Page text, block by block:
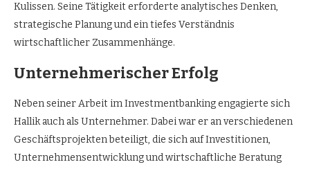
Kulissen. Seine Tätigkeit erforderte analytisches Denken,
strategische Planung und ein tiefes Verständnis
wirtschaftlicher Zusammenhänge.
Unternehmerischer Erfolg
Neben seiner Arbeit im Investmentbanking engagierte sich
Hallik auch als Unternehmer. Dabei war er an verschiedenen
Geschäftsprojekten beteiligt, die sich auf Investitionen,
Unternehmensentwicklung und wirtschaftliche Beratung